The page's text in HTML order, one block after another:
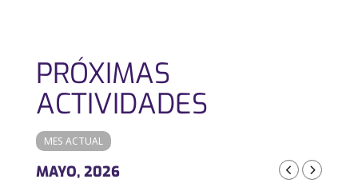
PRÓXIMAS
ACTIVIDADES
MES ACTUAL
MAYO, 2026